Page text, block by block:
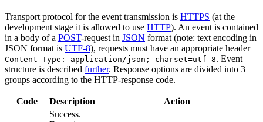
Transport protocol for the event transmission is HTTPS (at the
development stage it is allowed to use HTTP). An event is contained
in a body of a POST-request in JSON format (note: text encoding in
JSON format is UTF-8), requests must have an appropriate header
Content-Type: application/json; charset=utf-8. Event
structure is described further. Response options are divided into 3
groups according to the HTTP-response code.
Code Description Action
Success.